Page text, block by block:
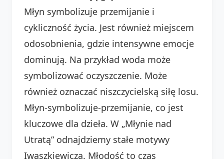
Młyn symbolizuje przemijanie i
cykliczność życia. Jest również miejscem
odosobnienia, gdzie intensywne emocje
dominują. Na przykład woda może
symbolizować oczyszczenie. Może
również oznaczać niszczycielską siłę losu.
Młyn-symbolizuje-przemijanie, co jest
kluczowe dla dzieła. W „Młynie nad
Utratą” odnajdziemy stałe motywy
Iwaszkiewicza. Młodość to czas